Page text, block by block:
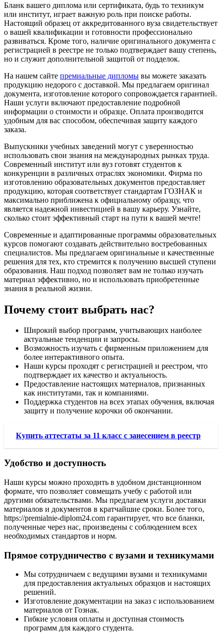
Бланк вашего диплома или сертификата, будь то техникум
или институт, играет важную роль при поиске работы.
Настоящий образец от аккредитованного вуза свидетельствует
о вашей квалификации и готовности профессионально
развиваться. Кроме того, наличие оригинального документа с
регистрацией в реестре не только подтверждает вашу степень,
но и служит дополнительной защитой от подделок.
На нашем сайте премиальные дипломы вы можете заказать
продукцию недорого с доставкой. Мы предлагаем оригинал
документа, изготовление которого сопровождается гарантией.
Наши услуги включают предоставление подробной
информации о стоимости и образце. Оплата производится
удобным для вас способом, обеспечивая защиту каждого
заказа.
Выпускники учебных заведений могут с уверенностью
использовать свои знания на международных рынках труда.
Современный институт или вуз готовят студентов к
конкуренции в различных отраслях экономики. Фирма по
изготовлению образовательных документов предоставляет
продукцию, которая соответствует стандартам ГОЗНАК и
максимально приближена к официальному образцу, что
является надежной инвестицией в вашу карьеру. Узнайте,
сколько стоит эффективный старт на пути к вашей мечте!
Современные и адаптированные программы образовательных
курсов помогают создавать действительно востребованных
специалистов. Мы предлагаем оригинальные и качественные
решения для тех, кто стремится к получению высшей ступени
образования. Наш подход позволяет вам не только изучать
материал эффективно, но и использовать приобретенные
знания в реальной жизни.
Почему стоит выбрать нас?
Широкий выбор программ, учитывающих наиболее
актуальные тенденции и запросы.
Возможность изучать с фирменным приложением для
более интерактивного опыта.
Наши курсы проходят с регистрацией и реестром, что
подтверждает их качество и актуальность.
Предоставление настоящих материалов, признанных
как институтами, так и компаниями.
Поддержка студентов на всех этапах обучения, включая
защиту и получение корочки об окончании.
Купить аттестаты за 11 класс с занесением в реестр
Удобство и доступность
Наши курсы можно проходить в удобном дистанционном
формате, что позволяет совмещать учебу с работой или
другими обязательствами. Мы предлагаем услуги доставки
материалов и документов в кратчайшие сроки. Более того,
https://premialnie-diplom24.com гарантирует, что все бланки,
полученные через нас, произведены с соблюдением всех
необходимых стандартов и норм.
Прямое сотрудничество с вузами и техникумами
Мы сотрудничаем с ведущими вузами и техникумами
для предоставления актуальных образцов и настоящих
решений.
Изготовление документации на заказ с использованием
материалов от Гознак.
Гибкие условия оплаты и доступная стоимость
программ для каждого студента.